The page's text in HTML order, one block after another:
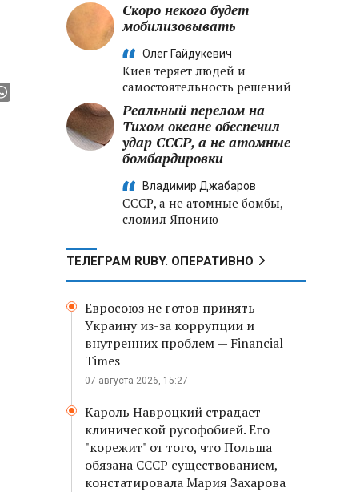
Скоро некого будет
мобилизовывать
Олег Гайдукевич
Киев теряет людей и
самостоятельность решений
Реальный перелом на
Тихом океане обеспечил
удар СССР, а не атомные
бомбардировки
Владимир Джабаров
СССР, а не атомные бомбы,
сломил Японию
ТЕЛЕГРАМ RUBY. ОПЕРАТИВНО
Евросоюз не готов принять
Украину из-за коррупции и
внутренних проблем — Financial
Times
07 августа 2026, 15:27
Кароль Навроцкий страдает
клинической русофобией. Его
"корежит" от того, что Польша
обязана СССР существованием,
констатировала Мария Захарова